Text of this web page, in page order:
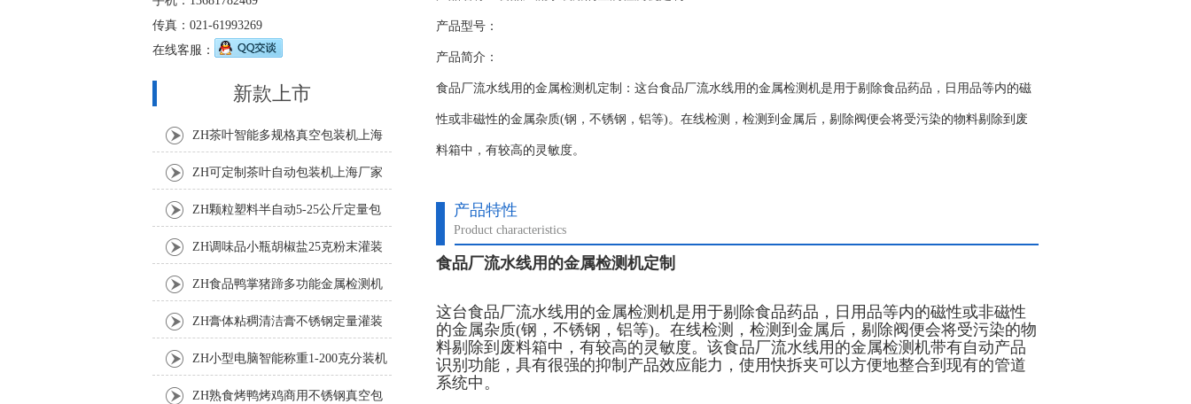
产品型号：
产品简介：
食品厂流水线用的金属检测机定制：这台食品厂流水线用的金属检测机是用于剔除食品药品，日用品等内的磁
性或非磁性的金属杂质(钢，不锈钢，铝等)。在线检测，检测到金属后，剔除阀便会将受污染的物料剔除到废
料箱中，有较高的灵敏度。
产品特性
Product characteristics
食品厂流水线用的金属检测机定制
这台食品厂流水线用的金属检测机是用于剔除食品药品，日用品等内的磁性或非磁性
的金属杂质(钢，不锈钢，铝等)。在线检测，检测到金属后，剔除阀便会将受污染的物
料剔除到废料箱中，有较高的灵敏度。该食品厂流水线用的金属检测机带有自动产品
识别功能，具有很强的抑制产品效应能力，使用快拆夹可以方便地整合到现有的管道
系统中。
传真：021-61993269
在线客服：
新款上市
ZH茶叶智能多规格真空包装机上海
厂家 ZH可定制茶叶自动包装机上海厂家
ZH颗粒塑料半自动5-25公斤定量包
装机 ZH调味品小瓶胡椒盐25克粉末灌装
ZH食品鸭掌猪蹄多功能金属检测机
ZH膏体粘稠清洁膏不锈钢定量灌装
机厂家 ZH小型电脑智能称重1-200克分装机
ZH熟食烤鸭烤鸡商用不锈钢真空包